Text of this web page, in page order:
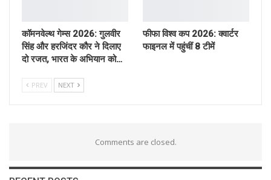
कॉमनवेल्थ गेम्स 2026: गुलवीर
सिंह और हरजिंदर कौर ने दिलाए
दो रजत, भारत के अभियान को…
फीफा विश्व कप 2026: क्वार्टर
फाइनल में पहुंचीं 8 टीमें
PREV NEXT
Comments are closed.